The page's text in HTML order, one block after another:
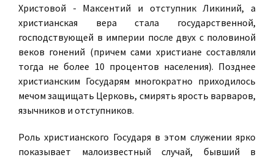
Христовой - Максентий и отступник Ликиний, а
христианская вера стала государственной,
господствующей в империи после двух с половиной
веков гонений (причем сами христиане составляли
тогда не более 10 процентов населения). Позднее
христианским Государям многократно приходилось
мечом защищать Церковь, смирять ярость варваров,
язычников и отступников.
Роль христианского Государя в этом служении ярко
показывает малоизвестный случай, бывший в